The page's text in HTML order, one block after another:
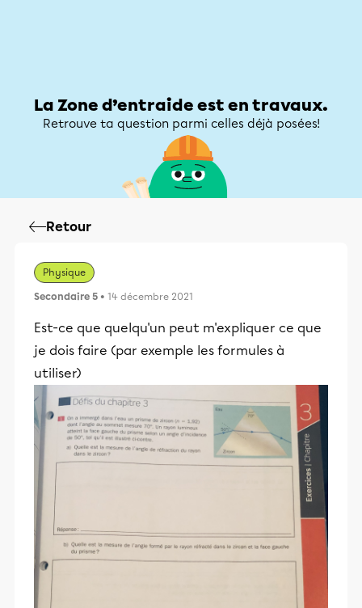
La Zone d’entraide est en travaux.
Retrouve ta question parmi celles déjà posées!
Retour
Physique
Secondaire 5 • 14 décembre 2021
Est-ce que quelqu'un peut m'expliquer ce que
je dois faire (par exemple les formules à
utiliser)